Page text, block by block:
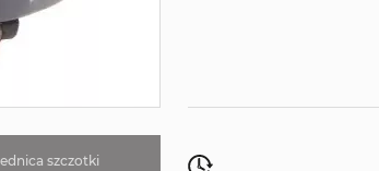
szczotki